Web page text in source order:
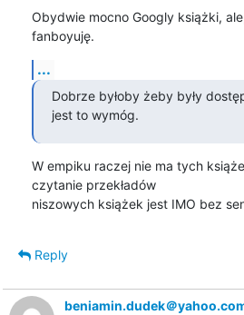
Obydwie mocno Googly książki,
fanboyuję.
...
Dobrze byłoby żeby były
jest to wymóg.
W empiku raczej nie ma tych
czytanie przekładów
niszowych książek jest IMO bez
Reply
beniamin.dudek＠